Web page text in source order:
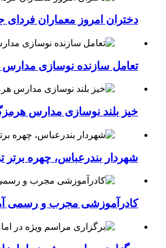
دختران امروز معماران فردای
تعامل سازنده نوسازی مدارس
خیز بلند نوسازی مدارس هرمزگان برای استقبال از مهر؛۴۵۴
شهردار بندرعباس، چهره برتر
کادرآموزشی مجرب و رسمی